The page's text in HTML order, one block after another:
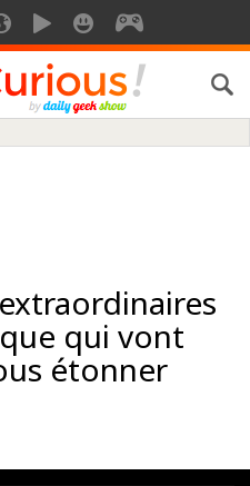
qui vont
étonner